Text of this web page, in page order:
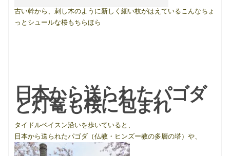
古い幹から、刺し木のように新しく細い枝がはえているこんなちょ
っとシュールな桜もちらほら
日本から送られたパゴダ
と灯篭も桜に包まれ
タイドルベイスン沿いを歩いていると、
日本から送られたパゴダ（仏教・ヒンズー教の多層の塔）や、